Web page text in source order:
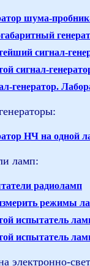
шума-
сигнал-
сигнал-
генератор.
НЧ на одной
ламп:
радиоламп
режимы
испытатель
испытатель
электронно-